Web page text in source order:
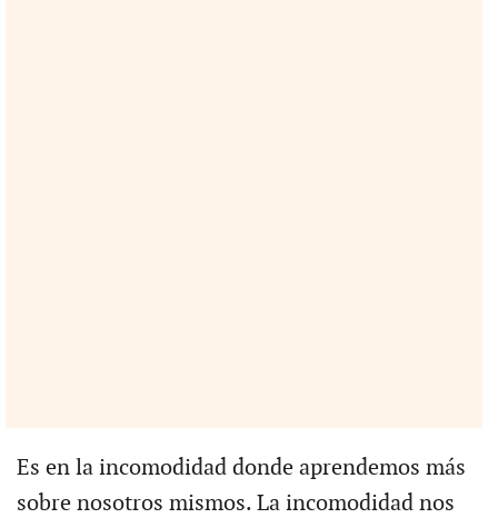
Es en la incomodidad donde aprendemos más
sobre nosotros mismos. La incomodidad nos